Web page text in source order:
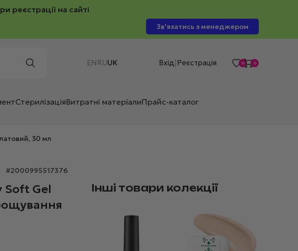
реєстрації на сайті
Зв'язатись з менеджером
EN RUUK Вхід Реєстрація 0 0
СтерилізаціяВитратні матеріалиПрайс-каталог
30 мл
#2000995517376
Soft Gel
Інші товари колекції